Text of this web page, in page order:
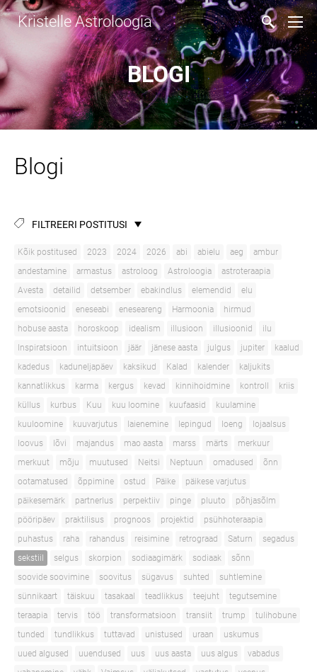
Kristelle Astroloogia
BLOGI
Blogi
FILTREERI POSTITUSI
Kõik postitused 2023 2024 2026 abi abielu aeg
ambur
andestamine
armastus astroloog Astroloogia
astroteraapia
Avesta
detailid detsember ebakindlus elemendid
elu
emotsioonid
eneseabi eneseareng Harmoonia
hirmud
hobuse aasta
horoskoop idealism illusioon illusioonid
ilu
Inspiratsioon
intuitsioon jäär jänese aasta julgus jupiter
kaalud
kadedus
kaduneljapäev kaksikud Kalad kalender
kaljukits
kannatlikkus
karma kergus kevad kinnihoidmine kontroll
kriis
küllus
kurbus Kuu kuu loomine kuufaasid
kuulamine
kuuloomine
kuuvarjutus laienemine lepingud loeng
lojaalsus
loovus
lõvi majandus mao aasta marss märts
merkuur
merkuut
mõju muutused Neitsi Neptuun omadused
õnn
ootamatused
õppimine ostud Päike
päikese varjutus
päikesemärk
partnerlus perpektiiv pinge pluuto
põhjasõlm
pööripäev
praktilisus prognoos projektid
psühhoteraapia
puhastus
raha rahandus reisimine retrograad Saturn
segadus
sekstiil
selgus skorpion sodiaagimärk sodiaak
sõnn
soovide soovimine
soovitus sügavus suhted
suhtlemine
sünnikaart
täiskuu tasakaal teadlikkus teejuht
tegutsemine
teraapia
tervis töö transformatsioon transiit trump
tulihobune
tunded
tundlikkus tuttavad unistused uraan
uskumus
uued algused
uuendused uus uus aasta uus algus
vabadus